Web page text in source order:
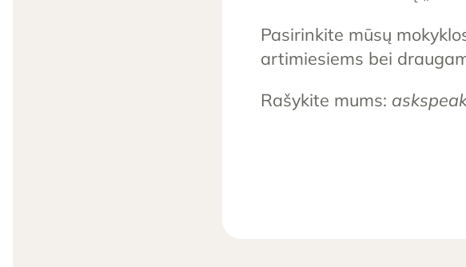
Pasirinkite mūsų
artimiesiems bei
Rašykite mums: